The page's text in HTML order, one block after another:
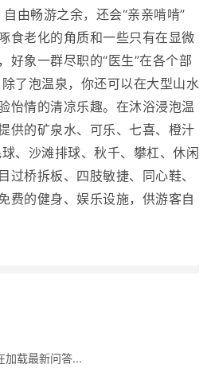
由畅游之余，还会“亲亲啃啃”
食老化的角质和一些只有在显微
好象一群尽职的“医生”在各个部
了泡温泉，你还可以在大型山水
怡情的清凉乐趣。在沐浴浸泡温
供的矿泉水、可乐、七喜、橙汁
、沙滩排球、秋千、攀杠、休闲
过桥拆板、四肢敏捷、同心鞋、
费的健身、娱乐设施，供游客自
加载最新问答...